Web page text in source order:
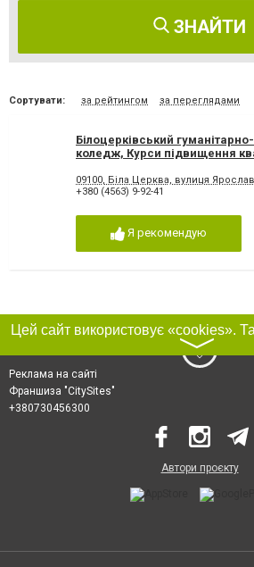
ЗНАЙТИ
Сортувати: за рейтингом за переглядами
Білоцерківський
коледж, Курси підвищення
09100, Біла Церква, вулиця
+380 (4563) 9-92-41
Я рекомендую
〉
Реклама на сайті
Франшиза "CitySites"
+380730456300
Автори проєкту